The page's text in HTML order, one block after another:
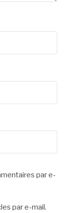
par e-
par e-mail.